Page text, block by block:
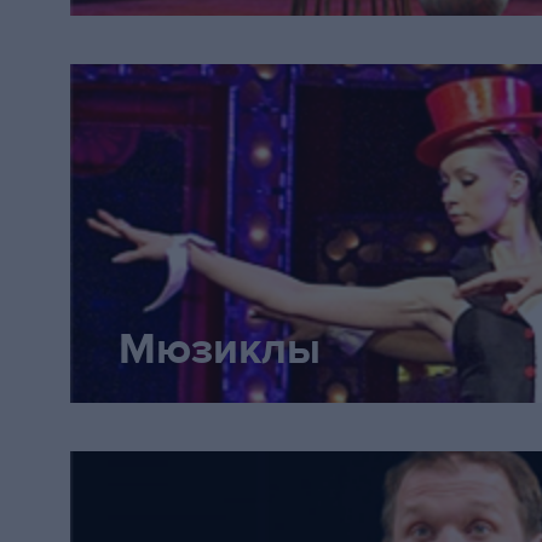
как застывшая бабочка,
выключила дальнейшую жизнь -
понимания происходящего и
двигаться дальше. Старые
ещё держат на плаву, но
оболочку. Лишь в пылком,
она снова оживает, но это
вспышка. Красавчик Епиходов
Бозин) невероятный даже в
небольшой роли: каваказский
Мюзиклы